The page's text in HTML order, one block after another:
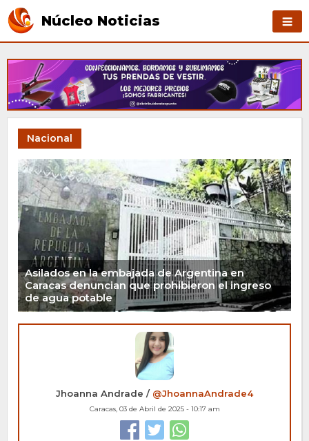
Núcleo Noticias
Nacional
Asilados en la embajada de Argentina en
Caracas denuncian que prohibieron el ingreso
de agua potable
Jhoanna Andrade / @JhoannaAndrade4
Caracas, 03 de Abril de 2025 - 10:17 am